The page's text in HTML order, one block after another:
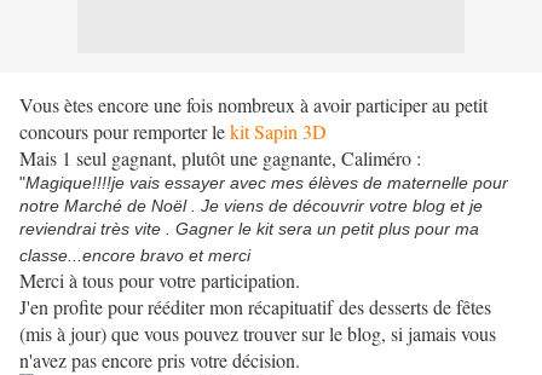
Vous ètes encore une fois nombreux à avoir participer au petit
concours pour remporter lekit Sapin 3D
Mais 1 seul gagnant, plutôt une gagnante, Caliméro :
"Magique!!!!je vais essayer avec mes élèves de maternelle pour
notre Marché de Noël . Je viens de découvrir votre blog et je
reviendrai très vite . Gagner le kit sera un petit plus pour ma
classe...encore bravo et merci
Merci à tous pour votre participation.
J'en profite pour rééditer mon récapituatif des desserts de fêtes
(mis à jour) que vous pouvez trouver sur le blog, si jamais vous
n'avez pas encore pris votre décision.